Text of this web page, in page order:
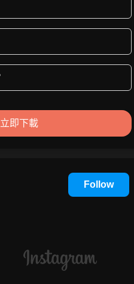
立即下載
Follow